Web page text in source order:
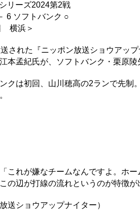
リーズ2024第2戦
6 ソフトバンク ○
横浜＞
された『ニッポン放送ショウアッ
本孟紀氏が、ソフトバンク・栗原陵
クは初回、山川穂高の2ランで先制
これが嫌なチームなんですよ。ホ
の辺が打線の流れというのが特徴が
送ショウアップナイター）